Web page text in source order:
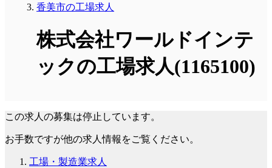
香美市の工場求人
株式会社ワールドインテ
ックの工場求人(1165100)
この求人の募集は停止しています。
お手数ですが他の求人情報をご覧ください。
工場・製造業求人